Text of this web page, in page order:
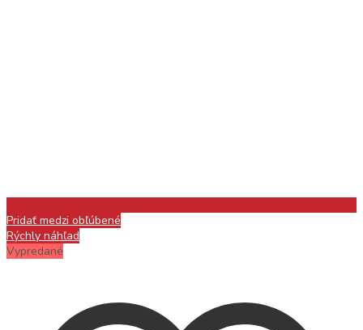
Pridať medzi obľúbené
Rýchly náhľad
Vypredané